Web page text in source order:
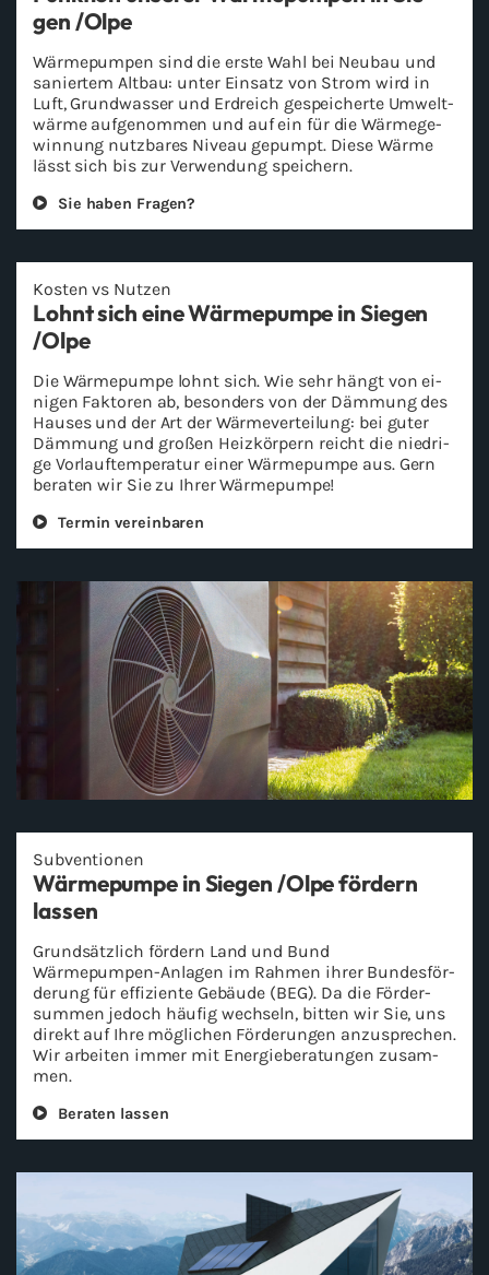
gen /Olpe
Wär­me­pum­pen sind die erste Wahl bei Neu­bau und
sa­nier­tem Alt­bau: unter Ein­satz von Strom wird in
Luft, Grund­was­ser und Erd­reich ge­spei­cher­te Um­welt­
wär­me auf­ge­nom­men und auf ein für die Wär­me­ge­
win­nung nutz­ba­res Ni­veau ge­pumpt. Diese Wärme
lässt sich bis zur Ver­wen­dung spei­chern.
Sie haben Fra­gen?
Kos­ten vs Nut­zen
Lohnt sich eine Wär­me­pum­pe in Sie­gen
/Olpe
Die Wär­me­pum­pe lohnt sich. Wie sehr hängt von ei­
ni­gen Fak­to­ren ab, be­son­ders von der Däm­mung des
Hau­ses und der Art der Wär­me­ver­tei­lung: bei guter
Däm­mung und gro­ßen Heiz­kör­pern reicht die nied­ri­
ge Vor­lauf­tem­pe­ra­tur einer Wär­me­pum­pe aus. Gern
be­ra­ten wir Sie zu Ihrer Wär­me­pum­pe!
Ter­min ver­ein­ba­ren
Sub­ven­tio­nen
Wär­me­pum­pe in Sie­gen /Olpe för­dern
las­sen
Grund­sätz­lich för­dern Land und Bund
Wärmepumpen-​Anlagen im Rah­men ihrer Bun­des­för­
de­rung für ef­fi­zi­en­te Ge­bäu­de (BEG). Da die För­der­
sum­men je­doch häu­fig wech­seln, bit­ten wir Sie, uns
di­rekt auf Ihre mög­li­chen För­de­run­gen an­zu­spre­chen.
Wir ar­bei­ten immer mit En­er­gie­be­ra­tun­gen zu­sam­
men.
Be­ra­ten las­sen